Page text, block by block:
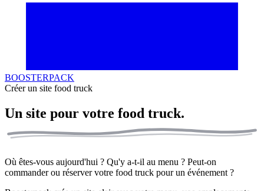
BOOSTERPACK
Créer un site food truck
Un site pour votre food truck.
Où êtes-vous aujourd'hui ? Qu'y a-t-il au menu ? Peut-on
commander ou réserver votre food truck pour un événement ?